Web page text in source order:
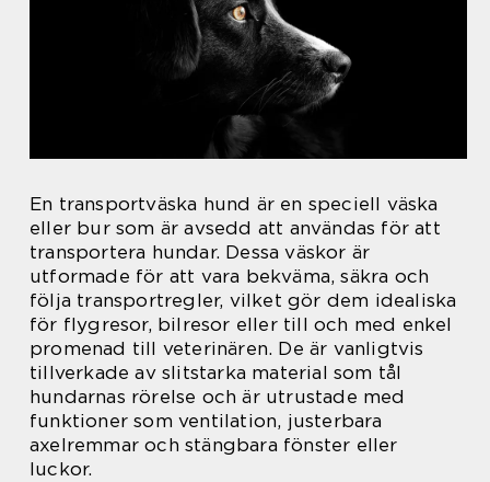
En transportväska hund är en speciell väska
eller bur som är avsedd att användas för att
transportera hundar. Dessa väskor är
utformade för att vara bekväma, säkra och
följa transportregler, vilket gör dem idealiska
för flygresor, bilresor eller till och med enkel
promenad till veterinären. De är vanligtvis
tillverkade av slitstarka material som tål
hundarnas rörelse och är utrustade med
funktioner som ventilation, justerbara
axelremmar och stängbara fönster eller
luckor.